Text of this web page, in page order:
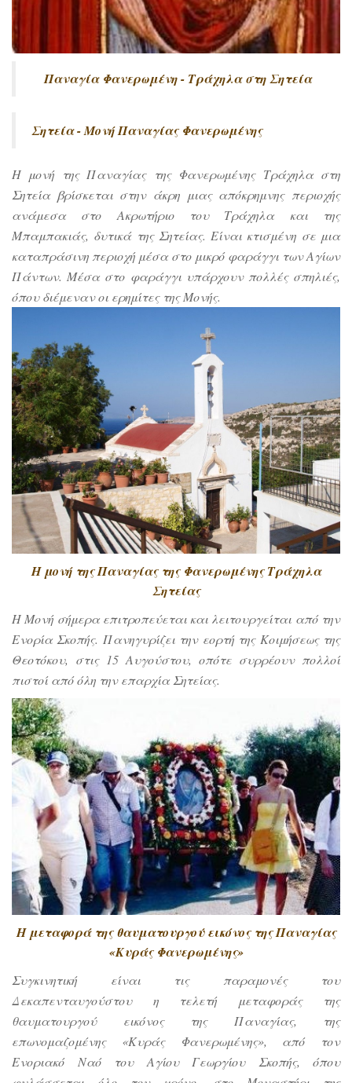
Παναγία Φανερωμένη - Τράχηλα στη Σητεία
Σητεία - Μονή Παναγίας Φανερωμένης
Η μονή της Παναγίας της Φανερωμένης Τράχηλα στη
Σητεία βρίσκεται στην άκρη μιας απόκρημνης περιοχής
ανάμεσα στο Ακρωτήριο του Τράχηλα και της
Μπαμπακιάς, δυτικά της Σητείας. Είναι κτισμένη σε μια
καταπράσινη περιοχή μέσα στο μικρό φαράγγι των Αγίων
Πάντων. Μέσα στο φαράγγι υπάρχουν πολλές σπηλιές,
όπου διέμεναν οι ερημίτες της Μονής.
Η μονή της Παναγίας της Φανερωμένης Τράχηλα
Σητείας
Η Μονή σήμερα επιτροπεύεται και λειτουργείται από την
Ενορία Σκοπής. Πανηγυρίζει την εορτή της Κοιμήσεως της
Θεοτόκου, στις 15 Αυγούστου, οπότε συρρέουν πολλοί
πιστοί από όλη την επαρχία Σητείας.
Η μεταφορά της θαυματουργού εικόνος της Παναγίας
«Κυράς Φανερωμένης»
Συγκινητική είναι τις παραμονές του
Δεκαπενταυγούστου η τελετή μεταφοράς της
θαυματουργού εικόνος της Παναγίας, της
επωνομαζομένης «Κυράς Φανερωμένης», από τον
Ενοριακό Ναό του Αγίου Γεωργίου Σκοπής, όπου